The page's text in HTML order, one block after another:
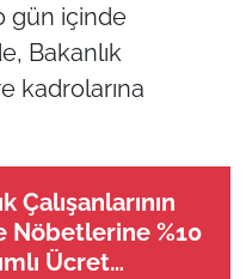
gün içinde
Bakanlık
kadrolarına
Çalışanlarının
Nöbetlerine %10
Ücret